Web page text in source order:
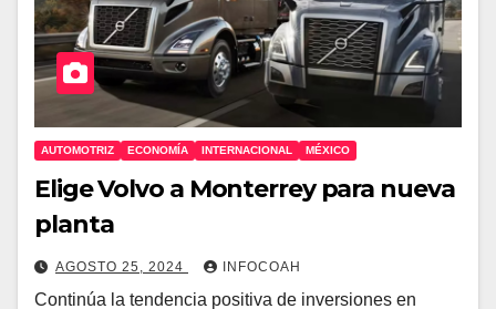
AUTOMOTRIZ ECONOMÍA INTERNACIONAL MÉXICO
Elige Volvo a Monterrey para nueva
planta
AGOSTO 25, 2024 INFOCOAH
Continúa la tendencia positiva de inversiones en